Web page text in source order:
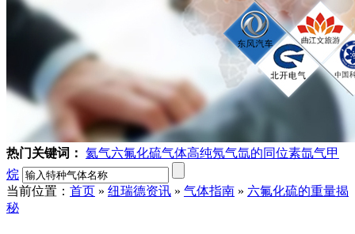
热门关键词： 氦气六氟化硫气体高纯氖气氙的同位素氙气甲
烷
当前位置： 首页 » 纽瑞德资讯 » 气体指南 » 六氟化硫的重量揭
秘